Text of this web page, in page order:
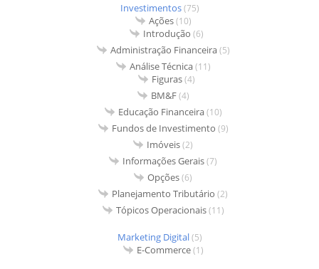
Investimentos(75)
Ações(10)
Introdução (6)
Administração Financeira(5)
Análise Técnica(11)
Figuras(4)
BM&F(4)
Educação Financeira(10)
Fundos de Investimento (9)
Imóveis(2)
Informações Gerais(7)
Opções(6)
Planejamento Tributário (2)
Tópicos Operacionais(11)
Marketing Digital(5)
E-Commerce(1)